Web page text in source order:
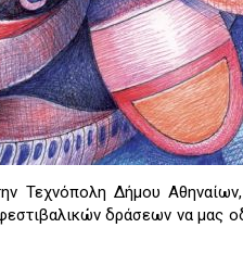
Τεχνόπολη Δήμου
δράσεων να μας